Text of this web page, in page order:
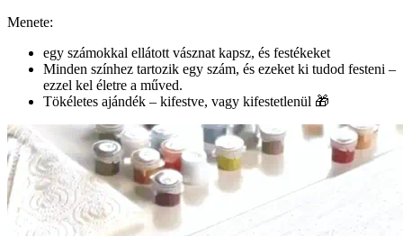
Menete:
egy számokkal ellátott vásznat kapsz, és festékeket
Minden színhez tartozik egy szám, és ezeket ki tudod festeni –
ezzel kel életre a műved.
Tökéletes ajándék – kifestve, vagy kifestetlenül 🎁